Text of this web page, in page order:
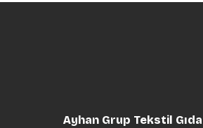
Ayhan Grup Tekstil